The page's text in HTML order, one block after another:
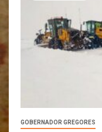
GOBERNADOR GREGORES